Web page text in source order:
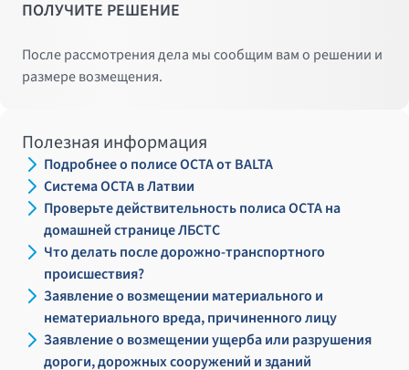
ПОЛУЧИТЕ РЕШЕНИЕ
После рассмотрения дела мы сообщим вам о решении и
размере возмещения.
Полезная информация
Подробнее о полисе OCTA от BALTA
Система OCTA в Латвии
Проверьте действительность полиса OCTA на
домашней странице ЛБСТС
Что делать после дорожно-транспортного
происшествия?
Заявление о возмещении материального и
нематериального вреда, причиненного лицу
Заявление о возмещении ущерба или разрушения
дороги, дорожных сооружений и зданий